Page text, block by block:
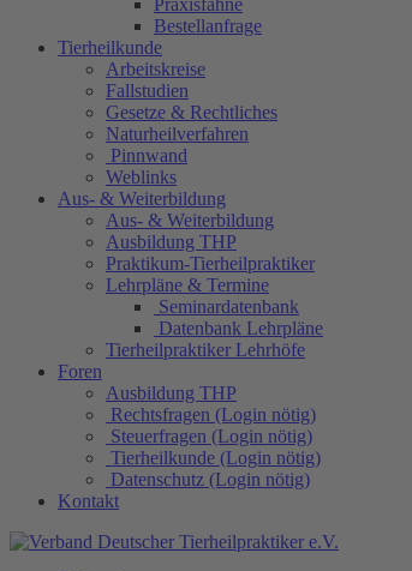
Praxisfahne
Bestellanfrage
Tierheilkunde
Arbeitskreise
Fallstudien
Gesetze & Rechtliches
Naturheilverfahren
Pinnwand
Weblinks
Aus- & Weiterbildung
Aus- & Weiterbildung
Ausbildung THP
Praktikum-Tierheilpraktiker
Lehrpläne & Termine
Seminardatenbank
Datenbank Lehrpläne
Tierheilpraktiker Lehrhöfe
Foren
Ausbildung THP
Rechtsfragen (Login nötig)
Steuerfragen (Login nötig)
Tierheilkunde (Login nötig)
Datenschutz (Login nötig)
Kontakt